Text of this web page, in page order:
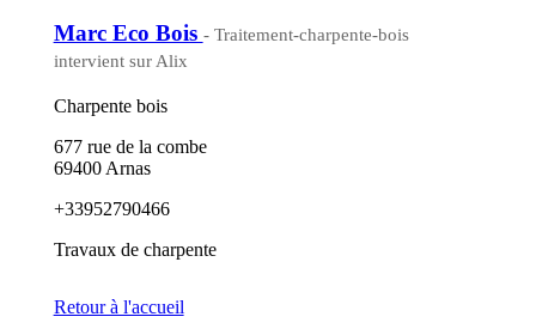
Marc Eco Bois - Traitement-charpente-bois
intervient sur Alix
Charpente bois
677 rue de la combe
69400 Arnas
+33952790466
Travaux de charpente
Retour à l'accueil